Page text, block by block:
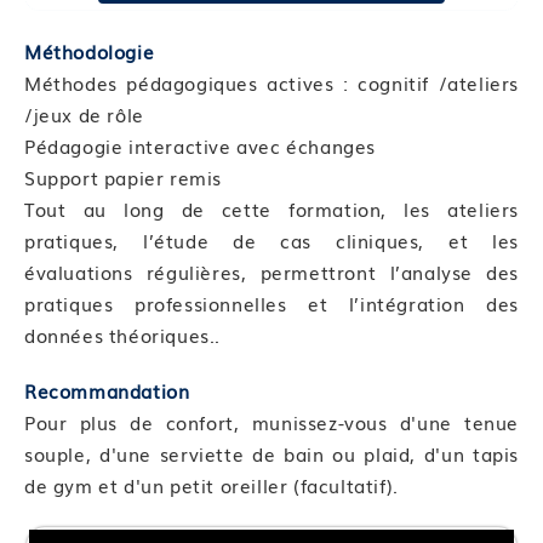
Compétence 01 : Approcher le yoga
principes généraux du Yoga
Module 02 : S’initier aux asanas (postures) et
connaitre leurs effets
Module 03 : Expliquer les bénéfices du yoga pour
la femme enceinte
Compétence 02 : Expliquer la spécificité du yoga
pour la femme enceinte
Module 04 : Spécificité hormonale
Module 05 : Spécificités abdominales
Bloc de compétences 2 : Les différentes postures
en fonction des étapes de grossesse
Format et durée : Présentiel de 7 heures
Méthodologie
Méthodes pédagogiques actives : cognitif /ateliers
/jeux de rôle
Pédagogie interactive avec échanges
Support papier remis
Tout au long de cette formation, les ateliers
pratiques, l’étude de cas cliniques, et les
évaluations régulières, permettront l’analyse des
pratiques professionnelles et l’intégration des
données théoriques..
Recommandation
Pour plus de confort, munissez-vous d'une tenue
souple, d'une serviette de bain ou plaid, d'un tapis
de gym et d'un petit oreiller (facultatif).